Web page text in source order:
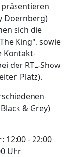
Doernberg)
sich die
King", sowie
Kontakt-
der RTL-Show
Platz).
& Grey)
12:00 - 22:00
Uhr